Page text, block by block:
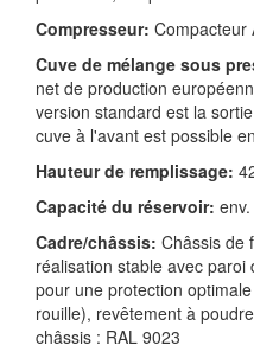
Compresseur: Compacteur
Cuve de mélange sous
net de production
version standard est la
cuve à l'avant est possible
Hauteur de remplissage:
Capacité du réservoir:
Cadre/châssis: Châssis de
réalisation stable avec
pour une protection
rouille), revêtement à
châssis : RAL 9023